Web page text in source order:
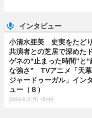
インタビュー
小清水亜美 史実をたどり
共演者との芝居で深めた
ゲネの“止まった時間”と“
な強さ” TVアニメ「天
ジャードゥーガル」イン
ュー（８）
2026.8.3(月) 18:00